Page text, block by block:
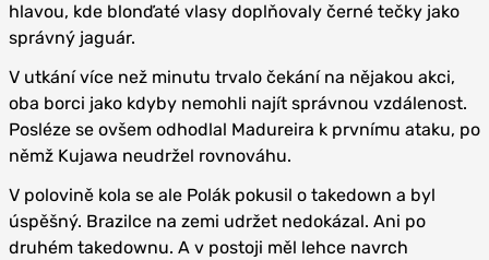
hlavou, kde blonďaté vlasy doplňovaly černé tečky jako
správný jaguár.
V utkání více než minutu trvalo čekání na nějakou akci,
oba borci jako kdyby nemohli najít správnou vzdálenost.
Posléze se ovšem odhodlal Madureira k prvnímu ataku, po
němž Kujawa neudržel rovnováhu.
V polovině kola se ale Polák pokusil o takedown a byl
úspěšný. Brazilce na zemi udržet nedokázal. Ani po
druhém takedownu. A v postoji měl lehce navrch